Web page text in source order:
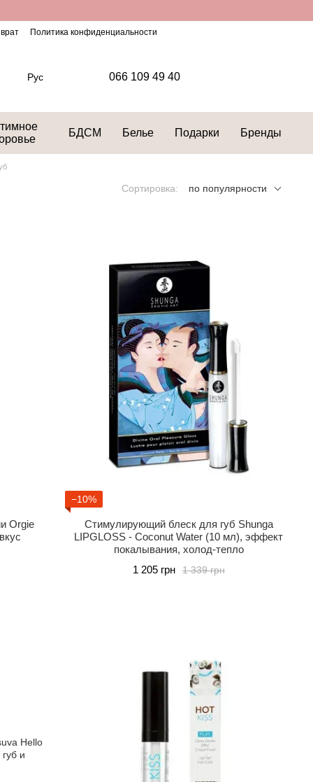
Политика конфиденциальности
Рус 066 109 49 40
БДСМ Белье Подарки Бренды
Сортировка: по популярности
Orgie
−10%
Стимулирующий блеск для губ Shunga
LIPGLOSS - Coconut Water (10 мл), эффект
покалывания, холод-тепло
1 339 грн
1 205 грн